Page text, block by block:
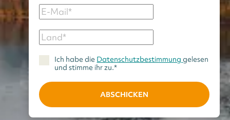
Ich habe die Datenschutzbestimmunggelesen
und stimme ihr zu.*
ABSCHICKEN